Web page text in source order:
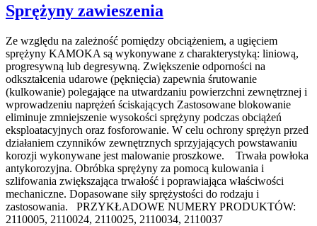
Sprężyny zawieszenia
Ze względu na zależność pomiędzy obciążeniem, a ugięciem
sprężyny KAMOKA są wykonywane z charakterystyką: liniową,
progresywną lub degresywną. Zwiększenie odporności na
odkształcenia udarowe (pęknięcia) zapewnia śrutowanie
(kulkowanie) polegające na utwardzaniu powierzchni zewnętrznej i
wprowadzeniu naprężeń ściskających Zastosowane blokowanie
eliminuje zmniejszenie wysokości sprężyny podczas obciążeń
eksploatacyjnych oraz fosforowanie. W celu ochrony sprężyn przed
działaniem czynników zewnętrznych sprzyjających powstawaniu
korozji wykonywane jest malowanie proszkowe. Trwała powłoka
antykorozyjna. Obróbka sprężyny za pomocą kulowania i
szlifowania zwiększająca trwałość i poprawiająca właściwości
mechaniczne. Dopasowane siły sprężystości do rodzaju i
zastosowania. PRZYKŁADOWE NUMERY PRODUKTÓW:
2110005, 2110024, 2110025, 2110034, 2110037